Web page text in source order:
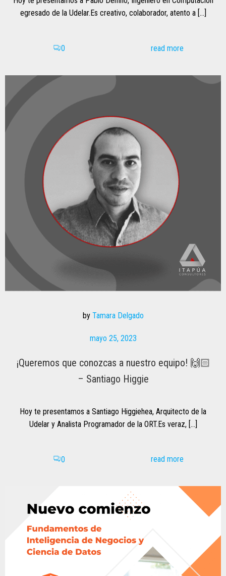
egresado de la Udelar.Es creativo, colaborador, atento a […]
0 read more
by Tamara Delgado
mayo 25, 2023
¡Queremos que conozcas a nuestro equipo! 🙌🏻
– Santiago Higgie
Hoy te presentamos a Santiago Higgiehea, Arquitecto de la
Udelar y Analista Programador de la ORT.Es veraz, […]
0 read more